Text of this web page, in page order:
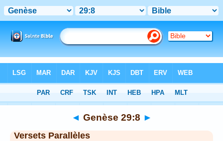
Chapitre 29 > Verset 8
◄ Genèse 29:8 ►
Versets Parallèles